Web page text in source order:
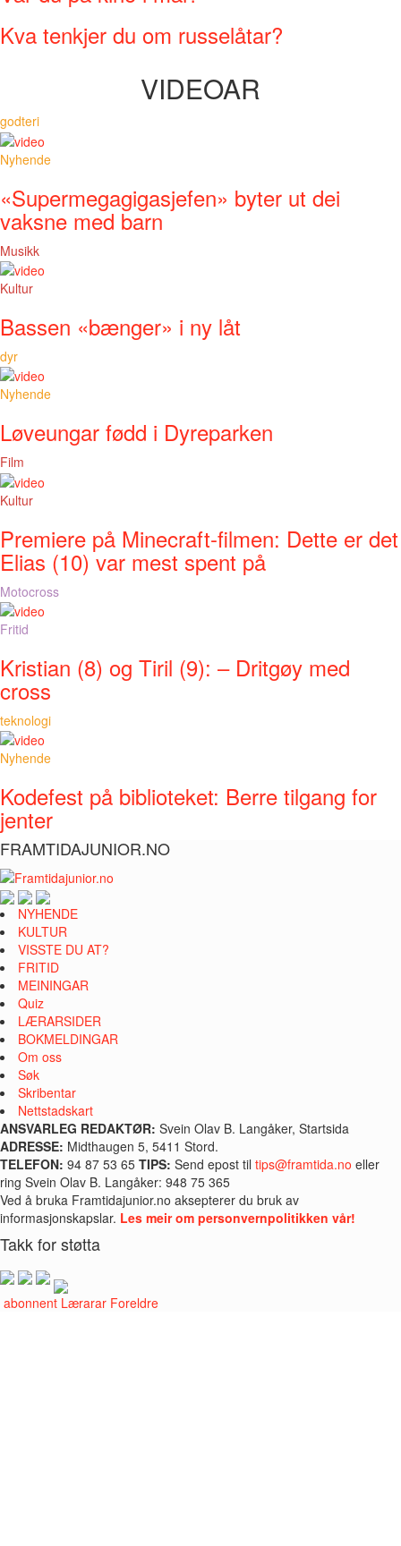
Kva tenkjer du om russelåtar?
VIDEOAR
godteri
Nyhende
«Supermegagigasjefen» byter ut dei
vaksne med barn
Musikk
Kultur
Bassen «bænger» i ny låt
dyr
Nyhende
Løveungar fødd i Dyreparken
Film
Kultur
Premiere på Minecraft-filmen: Dette er det
Elias (10) var mest spent på
Motocross
Fritid
Kristian (8) og Tiril (9): – Dritgøy med
cross
teknologi
Nyhende
Kodefest på biblioteket: Berre tilgang for
jenter
FRAMTIDAJUNIOR.NO
NYHENDE
KULTUR
VISSTE DU AT?
FRITID
MEININGAR
Quiz
LÆRARSIDER
BOKMELDINGAR
Om oss
Søk
Skribentar
Nettstadskart
ANSVARLEG REDAKTØR: Svein Olav B. Langåker, Startsida
ADRESSE: Midthaugen 5, 5411 Stord.
TELEFON: 94 87 53 65 TIPS: Send epost til tips@framtida.no eller
ring Svein Olav B. Langåker: 948 75 365
Ved å bruka Framtidajunior.no aksepterer du bruk av
informasjonskapslar. Les meir om personvernpolitikken vår!
Takk for støtta
abonnent Lærarar Foreldre